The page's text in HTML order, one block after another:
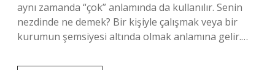
aynı zamanda “çok” anlamında da kullanılır. Senin
nezdinde ne demek? Bir kişiyle çalışmak veya bir
kurumun şemsiyesi altında olmak anlamına gelir.…